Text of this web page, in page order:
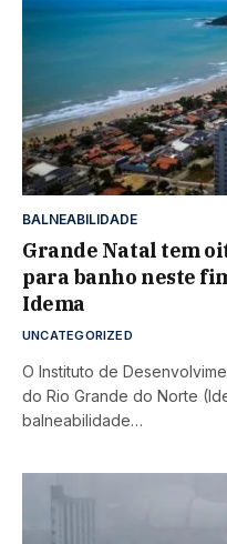
BALNEABILIDADE
Grande Natal tem
para banho neste
Idema
UNCATEGORIZED
O Instituto de
do Rio Grande do Norte
balneabilidade…